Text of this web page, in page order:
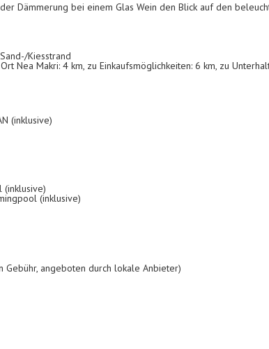
Dämmerung bei einem Glas Wein den Blick auf den
Kiesstrand
Nea Makri: 4 km, zu Einkaufsmöglichkeiten: 6 km, zu
(inklusive)
(inklusive)
(inklusive)
angeboten durch lokale Anbieter)